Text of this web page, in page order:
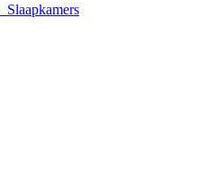
Slaapkamers